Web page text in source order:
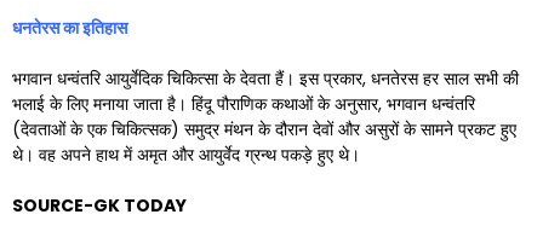
धनतेरस का इतिहास
भगवान धन्वंतरि आयुर्वेदिक चिकित्सा के देवता हैं। इस प्रकार, धनतेरस हर साल सभी की
भलाई के लिए मनाया जाता है। हिंदू पौराणिक कथाओं के अनुसार, भगवान धन्वंतरि
(देवताओं के एक चिकित्सक) समुद्र मंथन के दौरान देवों और असुरों के सामने प्रकट हुए
थे। वह अपने हाथ में अमृत और आयुर्वेद ग्रन्थ पकड़े हुए थे।
SOURCE-GK TODAY